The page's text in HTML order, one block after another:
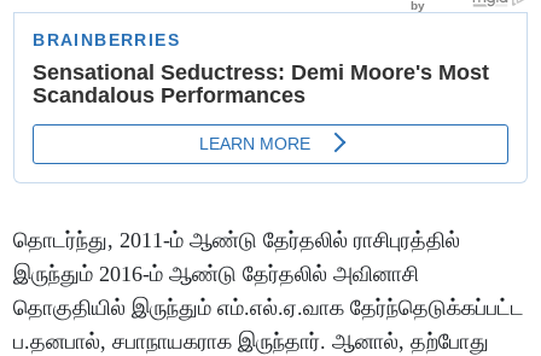
தொடர்ந்து, 2011-ம் ஆண்டு தேர்தலில் ராசிபுரத்தில்
இருந்தும் 2016-ம் ஆண்டு தேர்தலில் அவினாசி
தொகுதியில் இருந்தும் எம்.எல்.ஏ.வாக தேர்ந்தெடுக்கப்பட்ட
ப.தனபால், சபாநாயகராக இருந்தார். ஆனால், தற்போது